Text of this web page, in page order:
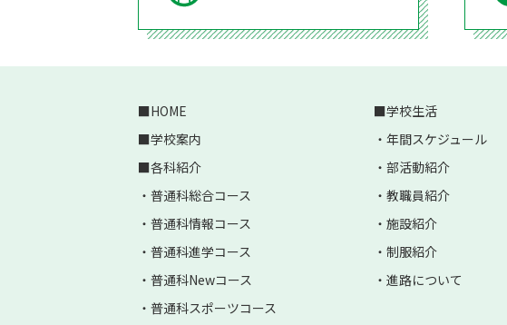
HOME
学校案内
各科紹介
普通科総合コース
普通科情報コース
普通科進学コース
普通科Newコース
普通科スポーツコース
学校生活
年間スケジュール
部活動紹介
教職員紹介
施設紹介
制服紹介
進路について